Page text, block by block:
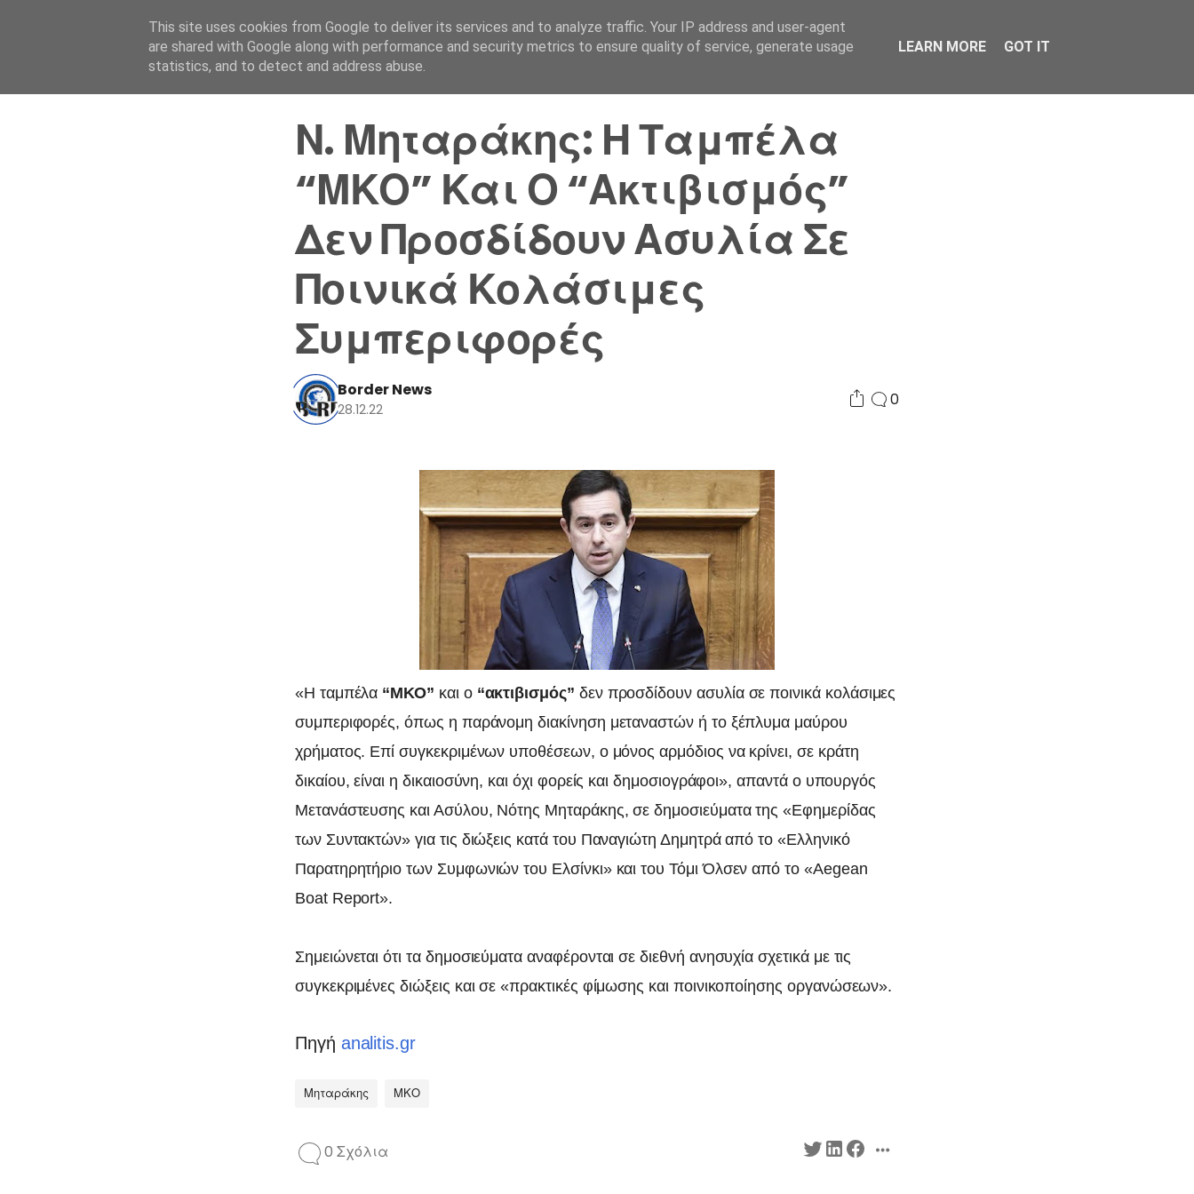
Αρχική Σελίδα Ελλάδα Συνδικαλισμός Σ.Α. Επικοινωνία Κόσμος
Ν. Μηταράκης: Η Ταμπέλα
“ΜΚΟ” Και Ο “Ακτιβισμός”
Δεν Προσδίδουν Ασυλία Σε
Ποινικά Κολάσιμες
Συμπεριφορές
Border News
28.12.22
0
«Η ταμπέλα “ΜΚΟ” και ο “ακτιβισμός” δεν προσδίδουν ασυλία σε ποινικά κολάσιμες
συμπεριφορές, όπως η παράνομη διακίνηση μεταναστών ή το ξέπλυμα μαύρου
χρήματος. Επί συγκεκριμένων υποθέσεων, ο μόνος αρμόδιος να κρίνει, σε κράτη
δικαίου, είναι η δικαιοσύνη, και όχι φορείς και δημοσιογράφοι», απαντά ο υπουργός
Μετανάστευσης και Ασύλου, Νότης Μηταράκης, σε δημοσιεύματα της «Εφημερίδας
των Συντακτών» για τις διώξεις κατά του Παναγιώτη Δημητρά από το «Ελληνικό
Παρατηρητήριο των Συμφωνιών του Ελσίνκι» και του Τόμι Όλσεν από το «Αegean
Boat Report».
Σημειώνεται ότι τα δημοσιεύματα αναφέρονται σε διεθνή ανησυχία σχετικά με τις
συγκεκριμένες διώξεις και σε «πρακτικές φίμωσης και ποινικοποίησης οργανώσεων».
Πηγή analitis.gr
Μηταράκης ΜΚΟ
0 Σχόλια
This site uses cookies from Google to deliver its services and to analyze traffic. Your IP address and user-agent
are shared with Google along with performance and security metrics to ensure quality of service, generate usage
statistics, and to detect and address abuse.
LEARN MORE GOT IT